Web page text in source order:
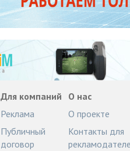
Для компаний
Реклама
Публичный
договор
О нас
О проекте
Контакты для